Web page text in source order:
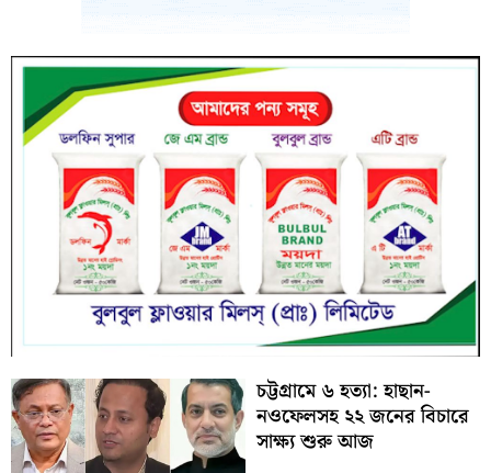
চট্টগ্রামে ৬ হত্যা: হাছান-
নওফেলসহ ২২ জনের বিচারে
সাক্ষ্য শুরু আজ